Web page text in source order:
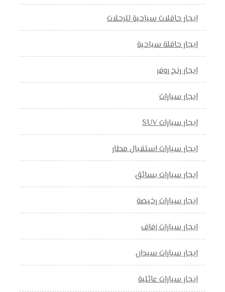
ايجار حافلات سياحية للرحلات
ايجار حافلة سياحية
ايجار رنج روفر
ايجار سيارات
ايجار سيارات SUV
ايجار سيارات استقبال مطار
ايجار سيارات بسائق
ايجار سيارات رخيصة
ايجار سيارات زفاف
ايجار سيارات سيدان
ايجار سيارات عائلية